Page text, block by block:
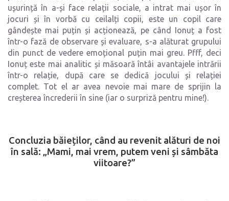
ușurință în a-și face relații sociale, a intrat mai ușor în
jocuri și în vorbă cu ceilalți copii, este un copil care
gândește mai puțin și acționează, pe când Ionuț a fost
într-o fază de observare și evaluare, s-a alăturat grupului
din punct de vedere emoțional puțin mai greu. Pfff, deci
Ionuț este mai analitic și măsoară întâi avantajele intrării
într-o relație, după care se dedică jocului și relației
complet. Tot el ar avea nevoie mai mare de sprijin la
creșterea încrederii în sine (iar o surpriză pentru mine!).
Concluzia băieților, când au revenit alături de noi
în sală: „Mami, mai vrem, putem veni și sâmbăta
viitoare?”